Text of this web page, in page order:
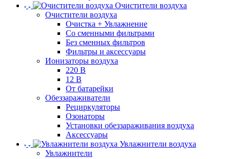
Очистители воздуха
Очистители воздуха
Очистка + Увлажнение
Cо сменными фильтрами
Без сменных фильтров
Фильтры и аксессуары
Ионизаторы воздуха
220 В
12 В
От батарейки
Обеззараживатели
Рециркуляторы
Озонаторы
Установки обеззараживания воздуха
Аксессуары
Увлажнители воздуха
Увлажнители